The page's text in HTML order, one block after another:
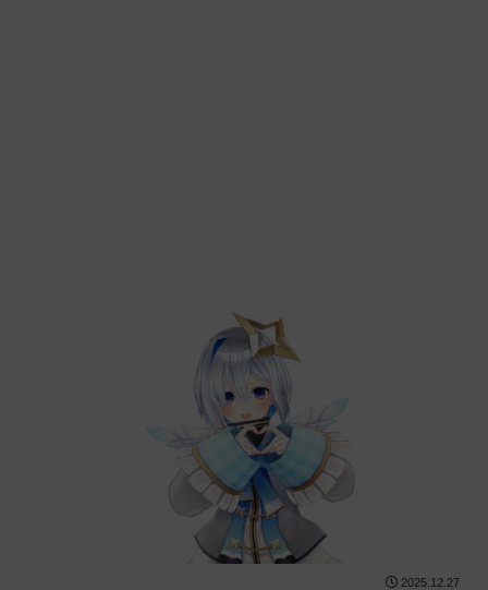
2025.12.27